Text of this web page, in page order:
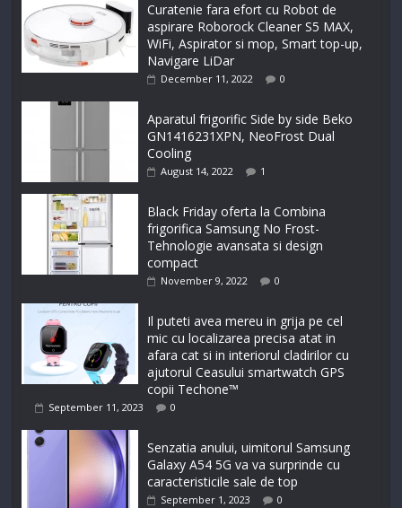
Curatenie fara efort cu Robot de
aspirare Roborock Cleaner S5 MAX,
WiFi, Aspirator si mop, Smart top-up,
Navigare LiDar
December 11, 2022 0
Aparatul frigorific Side by side Beko
GN1416231XPN, NeoFrost Dual
Cooling
August 14, 2022 1
Black Friday oferta la Combina
frigorifica Samsung No Frost-
Tehnologie avansata si design
compact
November 9, 2022 0
Il puteti avea mereu in grija pe cel
mic cu localizarea precisa atat in
afara cat si in interiorul cladirilor cu
ajutorul Ceasului smartwatch GPS
copii Techone™
September 11, 2023 0
Senzatia anului, uimitorul Samsung
Galaxy A54 5G va va surprinde cu
caracteristicile sale de top
September 1, 2023 0